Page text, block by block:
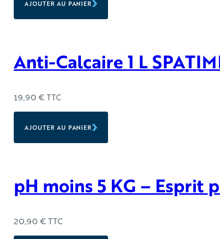
AJOUTER AU PANIER
Anti-Calcaire 1 L
19,90 € TTC
AJOUTER AU PANIER
pH moins 5 KG – Esprit
20,90 € TTC